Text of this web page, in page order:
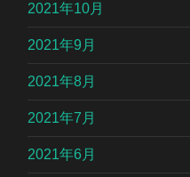
2021年10月
2021年9月
2021年8月
2021年7月
2021年6月